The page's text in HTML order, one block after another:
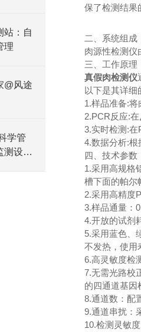
站：自
理
@风途
学管
测设备
保了检测结果
二、系统组成
肉源性检测仪
三、工作原理
真假肉检测仪
以下是其详细
1.样品准备:
2.PCR反应:
3.实时检测:
4.数据分析:
四、技术参数
1.采用高规格
槽下面的帕尔
2.采用高精度
3.样品通量：
4.开放的试剂
5.采用蓝色、
不发热，使用
6.高灵敏度检
7.无需光路校
的四通道基
8.通道数：配
9.通道串扰：
10.检测灵敏